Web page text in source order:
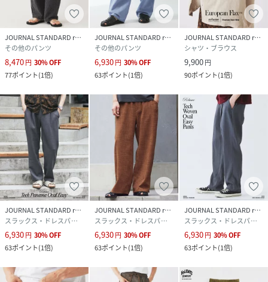
サイズ:M
サイズ感：ウエストはゴムとドローコードで調整できるの
で、Mサイズでジャストでした。今っぽいワイドなシルエッ
ト感が出ます。
素材感：リネン特有のさらっとしたドライな肌触りの中に、
の少しこなれた色ムラ感があり、履き始めから良い意味でヴ
ィンテージ感のある風合いです。
着心地：ワイドシルエットのおかげで足にまとわりつく感じ
がなく、風通しも抜群なので、暑い時期のタウンユースやレ
ジャーに最適です。ウエストがイージー仕様で脱ぎ履きも楽
なので、一度穿くと手放せなくなりそうな一本です。
＊＊＊＊＊＊＊＊＊＊＊＊＊＊＊＊＊＊＊＊＊＊
性別タイプ メンズ
原産国 中国
素材 本体:麻55%、綿45%
JOURNAL STANDARD relume
その他のパンツ
8,470円 30%OFF
77ポイント(1倍)
JOURNAL STANDARD relume
その他のパンツ
6,930円 30%OFF
63ポイント(1倍)
JOURNAL STANDARD relume
シャツ・ブラウス
9,900円
90ポイント(1倍)
JOURNAL STANDARD relume
スラックス・ドレスパンツ
6,930円 30%OFF
63ポイント(1倍)
JOURNAL STANDARD relume
スラックス・ドレスパンツ
6,930円 30%OFF
63ポイント(1倍)
JOURNAL STANDARD relume
スラックス・ドレスパンツ
6,930円 30%OFF
63ポイント(1倍)